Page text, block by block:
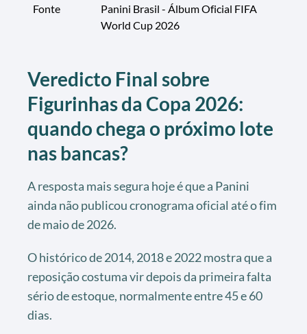
Fonte
Panini Brasil - Álbum Oficial FIFA
World Cup 2026
Veredicto Final sobre
Figurinhas da Copa 2026:
quando chega o próximo lote
nas bancas?
A resposta mais segura hoje é que a Panini
ainda não publicou cronograma oficial até o fim
de maio de 2026.
O histórico de 2014, 2018 e 2022 mostra que a
reposição costuma vir depois da primeira falta
sério de estoque, normalmente entre 45 e 60
dias.